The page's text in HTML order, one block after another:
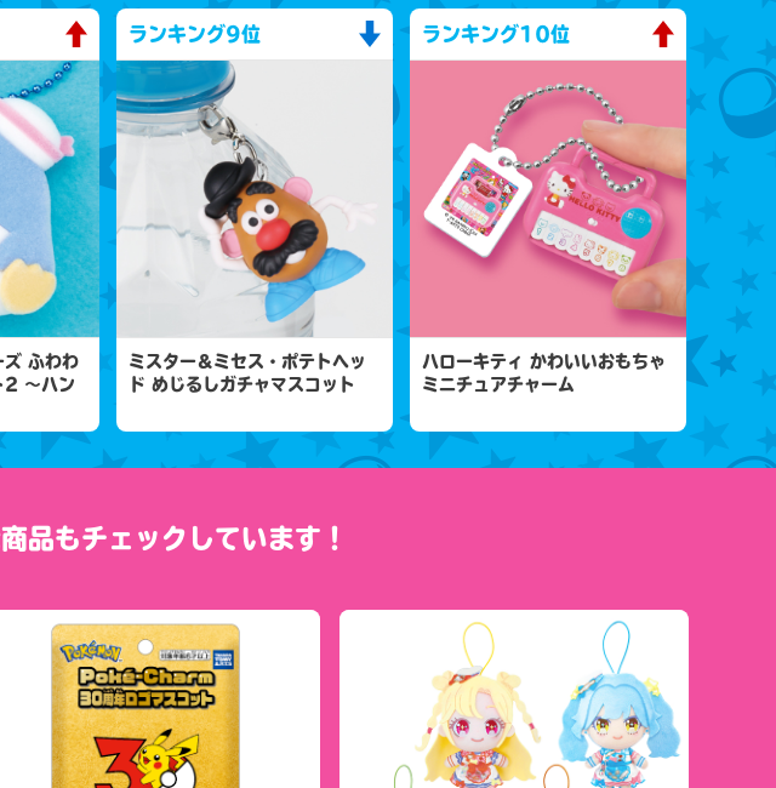
ズ ふわわ
2 ～ハン
ランキング9位
ミスター＆ミセス・ポテトヘッ
ド めじるしガチャマスコット
ランキング10位
ハローキティ かわいいおもちゃ
ミニチュアチャーム
品もチェックしています！